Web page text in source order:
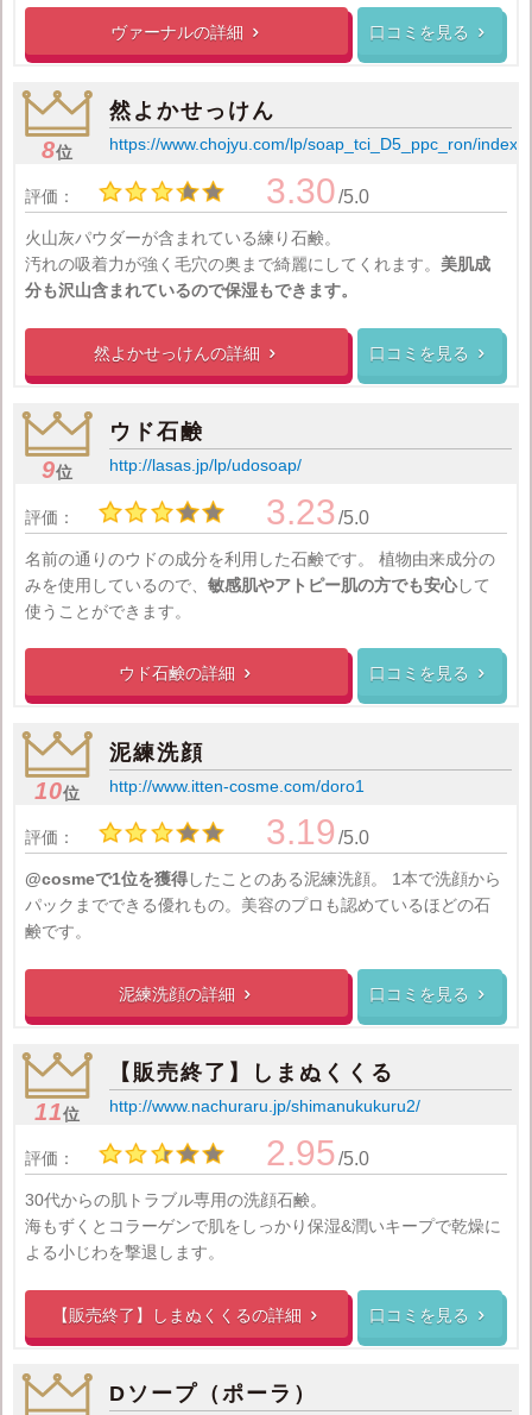
ヴァーナルの詳細  口コミを見る 
8位
然よかせっけん
https://www.chojyu.com/lp/soap_tci_D5_ppc_ron/
評価： 3.30/5.0
火山灰パウダーが含まれている練り石鹸。
汚れの吸着力が強く毛穴の奥まで綺麗にしてくれます。美肌成
分も沢山含まれているので保湿もできます。
然よかせっけんの詳細  口コミを見る 
9位
ウド石鹸
http://lasas.jp/lp/udosoap/
評価： 3.23/5.0
名前の通りのウドの成分を利用した石鹸です。
植物由来成分の
みを使用しているので、敏感肌やアトピー肌の方でも安心して
使うことができます。
ウド石鹸の詳細  口コミを見る 
10位
泥練洗顔
http://www.itten-cosme.com/doro1
評価： 3.19 /5.0
@cosmeで1位を獲得したことのある泥練洗顔。
1本で洗顔から
パックまでできる優れもの。美容のプロも認めているほどの石
鹸です。
泥練洗顔の詳細  口コミを見る 
11位
【販売終了】しまぬくくる
http://www.nachuraru.jp/shimanukukuru2/
評価： 2.95/5.0
30代からの肌トラブル専用の洗顔石鹸。
海もずくとコラーゲンで肌をしっかり保湿&潤いキープで乾燥に
よる小じわを撃退します。
【販売終了】しまぬくくるの詳細  口コミを見る 
Dソープ（ポーラ）